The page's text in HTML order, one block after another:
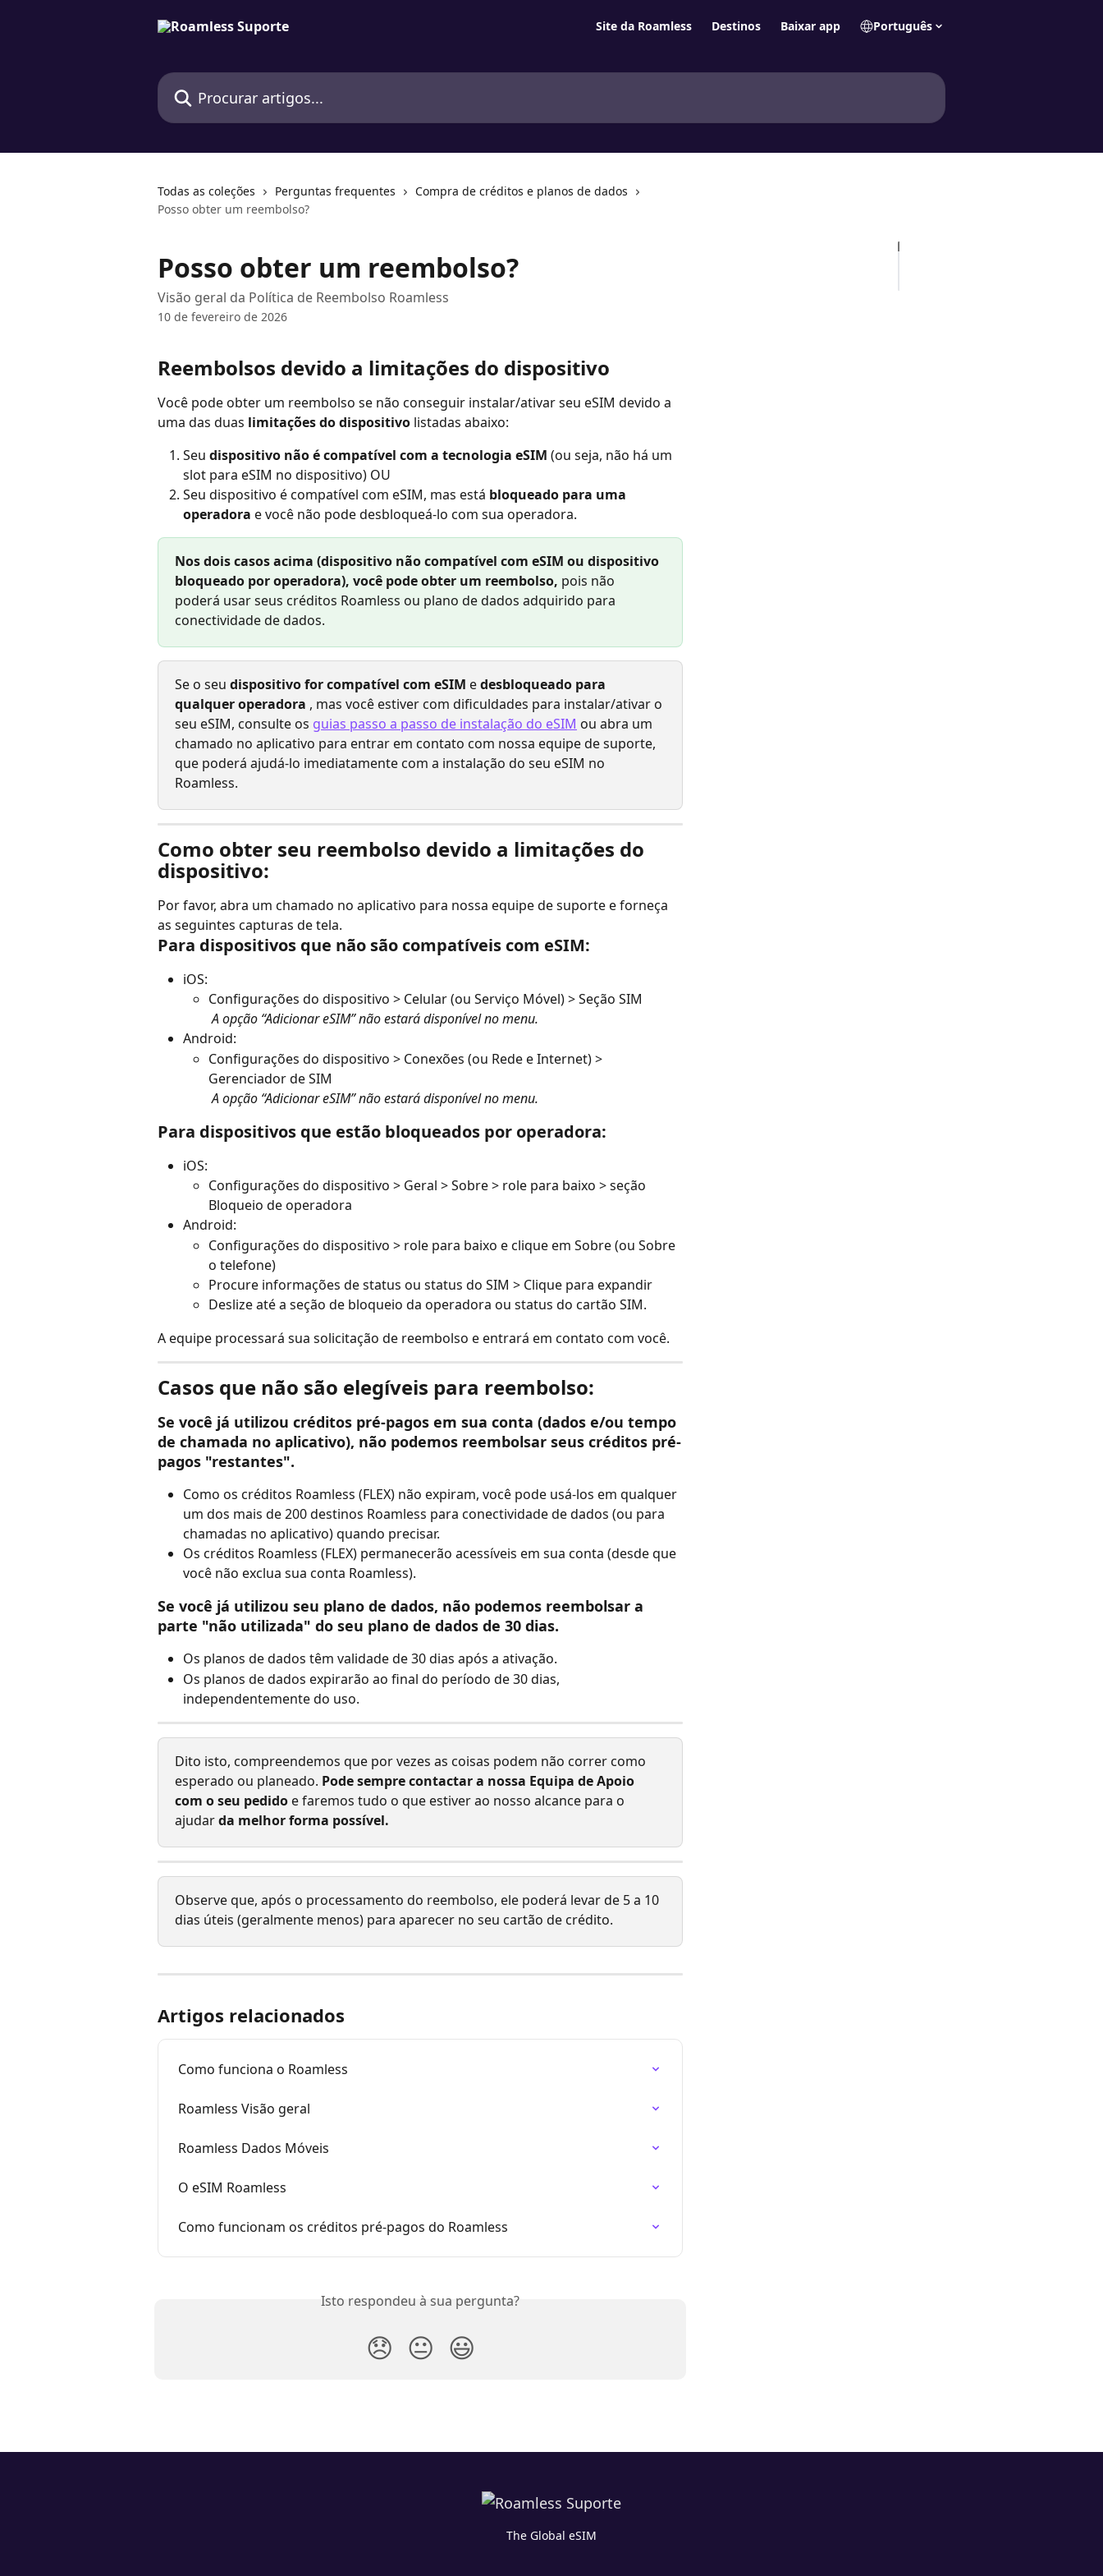
Site da Roamless Destinos Baixar app Português
Procurar artigos...
Todas as coleções Perguntas frequentes
Compra de créditos e planos de dados
Posso obter um reembolso?
Posso obter um reembolso?
Visão geral da Política de Reembolso Roamless
10 de fevereiro de 2026
Reembolsos devido a limitações do dispositivo
Você pode obter um reembolso se não conseguir instalar/ativar seu eSIM devido a
uma das duas limitações do dispositivo listadas abaixo:
Seu dispositivo não é compatível com a tecnologia eSIM (ou seja, não há um
slot para eSIM no dispositivo) OU
Seu dispositivo é compatível com eSIM, mas está bloqueado para uma
operadora e você não pode desbloqueá-lo com sua operadora.
Nos dois casos acima (dispositivo não compatível com eSIM ou dispositivo
bloqueado por operadora), você pode obter um reembolso, pois não
poderá usar seus créditos Roamless ou plano de dados adquirido para
conectividade de dados.
Se o seu dispositivo for compatível com eSIM e desbloqueado para
qualquer operadora , mas você estiver com dificuldades para instalar/ativar o
seu eSIM, consulte os guias passo a passo de instalação do eSIM ou abra um
chamado no aplicativo para entrar em contato com nossa equipe de suporte,
que poderá ajudá-lo imediatamente com a instalação do seu eSIM no
Roamless.
Como obter seu reembolso devido a limitações do
dispositivo:
Por favor, abra um chamado no aplicativo para nossa equipe de suporte e forneça
as seguintes capturas de tela.
Para dispositivos que não são compatíveis com eSIM:
iOS:
Configurações do dispositivo > Celular (ou Serviço Móvel) > Seção SIM
​ A opção “Adicionar eSIM” não estará disponível no menu.
Android:
Configurações do dispositivo > Conexões (ou Rede e Internet) >
Gerenciador de SIM
​ A opção “Adicionar eSIM” não estará disponível no menu.
Para dispositivos que estão bloqueados por operadora:
iOS:
Configurações do dispositivo > Geral > Sobre > role para baixo > seção
Bloqueio de operadora
Android:
Configurações do dispositivo > role para baixo e clique em Sobre (ou Sobre
o telefone)
Procure informações de status ou status do SIM > Clique para expandir
Deslize até a seção de bloqueio da operadora ou status do cartão SIM.
A equipe processará sua solicitação de reembolso e entrará em contato com você.
Casos que não são elegíveis para reembolso:
Se você já utilizou créditos pré-pagos em sua conta (dados e/ou tempo
de chamada no aplicativo), não podemos reembolsar seus créditos pré-
pagos "restantes".
Como os créditos Roamless (FLEX) não expiram, você pode usá-los em qualquer
um dos mais de 200 destinos Roamless para conectividade de dados (ou para
chamadas no aplicativo) quando precisar.
Os créditos Roamless (FLEX) permanecerão acessíveis em sua conta (desde que
você não exclua sua conta Roamless).
Se você já utilizou seu plano de dados, não podemos reembolsar a
parte "não utilizada" do seu plano de dados de 30 dias.
Os planos de dados têm validade de 30 dias após a ativação.
Os planos de dados expirarão ao final do período de 30 dias,
independentemente do uso.
Dito isto, compreendemos que por vezes as coisas podem não correr como
esperado ou planeado. Pode sempre contactar a nossa Equipa de Apoio
com o seu pedido e faremos tudo o que estiver ao nosso alcance para o
ajudar da melhor forma possível.
Observe que, após o processamento do reembolso, ele poderá levar de 5 a 10
dias úteis (geralmente menos) para aparecer no seu cartão de crédito.
Artigos relacionados
Como funciona o Roamless
Roamless Visão geral
Roamless Dados Móveis
O eSIM Roamless
Como funcionam os créditos pré-pagos do Roamless
Isto respondeu à sua pergunta?
😞 😐 😃
The Global eSIM